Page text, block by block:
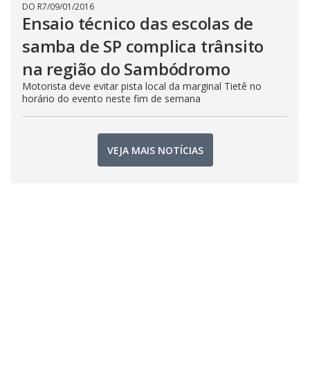
DO R7/09/01/2016
Ensaio técnico das escolas de
samba de SP complica trânsito
na região do Sambódromo
Motorista deve evitar pista local da marginal Tietê no
horário do evento neste fim de semana
VEJA MAIS NOTÍCIAS